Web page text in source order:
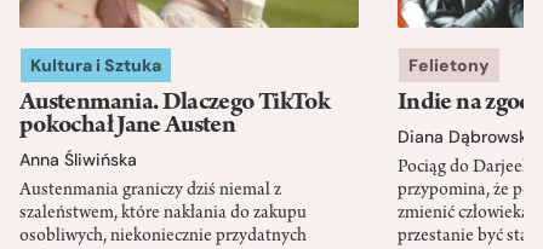
Kultura i Sztuka
Austenmania. Dlaczego TikTok
pokochał Jane Austen
Anna Śliwińska
Austenmania graniczy dziś niemal z
szaleństwem, które nakłania do zakupu
osobliwych, niekoniecznie przydatnych
Felietony
Indie na
Diana Dąbrowska
Pociąg do
przypomina, że
zmienić człowieka
przestanie być